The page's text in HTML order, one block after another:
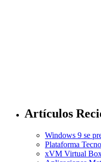
Artículos
Windows 9 se
Plataforma
xVM Virtual